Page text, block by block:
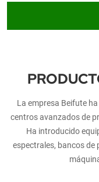
La empresa Beifute
centros avanzados de
Ha introducido
espectrales, bancos de